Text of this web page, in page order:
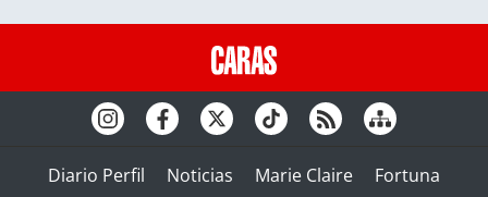
Diario Perfil Noticias Marie Claire
Fortuna